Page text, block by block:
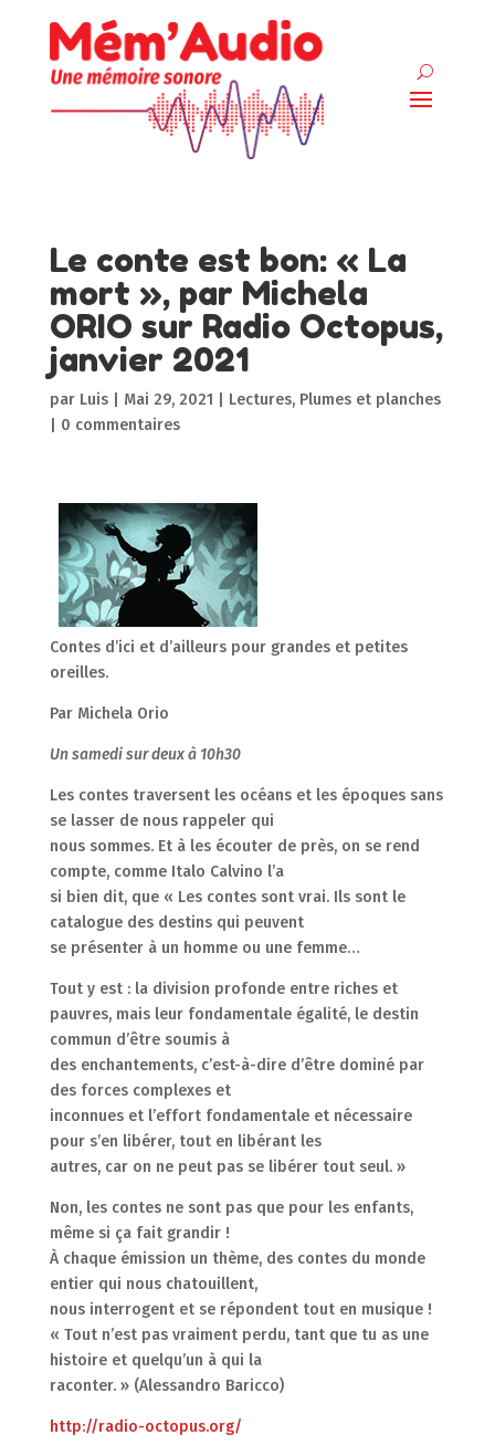
Le conte est bon: « La
mort », par Michela
ORIO sur Radio Octopus,
janvier 2021
par Luis| Mai 29, 2021 Lectures, Plumes et planches
0 commentaires
Contes d’ici et d’ailleurs pour grandes et petites
oreilles.
Par Michela Orio
Un samedi sur deux à 10h30
Les contes traversent les océans et les époques sans
se lasser de nous rappeler qui
nous sommes. Et à les écouter de près, on se rend
compte, comme Italo Calvino l’a
si bien dit, que « Les contes sont vrai. Ils sont le
catalogue des destins qui peuvent
se présenter à un homme ou une femme…
Tout y est : la division profonde entre riches et
pauvres, mais leur fondamentale égalité, le destin
commun d’être soumis à
des enchantements, c’est-à-dire d’être dominé par
des forces complexes et
inconnues et l’effort fondamentale et nécessaire
pour s’en libérer, tout en libérant les
autres, car on ne peut pas se libérer tout seul. »
Non, les contes ne sont pas que pour les enfants,
même si ça fait grandir !
À chaque émission un thème, des contes du monde
entier qui nous chatouillent,
nous interrogent et se répondent tout en musique !
« Tout n’est pas vraiment perdu, tant que tu as une
histoire et quelqu’un à qui la
raconter. » (Alessandro Baricco)
http://radio-octopus.org/